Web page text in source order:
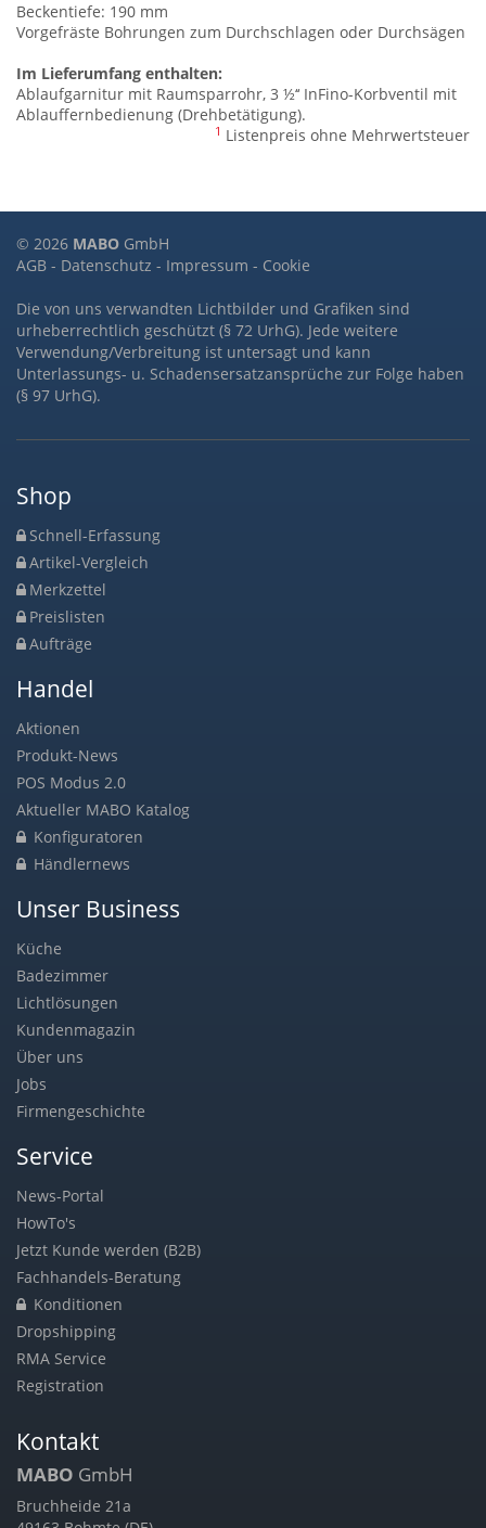
Beckentiefe: 190 mm
Vorgefräste Bohrungen zum Durchschlagen oder Durchsägen
Im Lieferumfang enthalten:
Ablaufgarnitur mit Raumsparrohr, 3 ½‘‘ InFino-Korbventil mit
Ablauffernbedienung (Drehbetätigung).
1 Listenpreis ohne Mehrwertsteuer
© 2026 MABO GmbH
AGB - Datenschutz - Impressum - Cookie
Die von uns verwandten Lichtbilder und Grafiken sind
urheberrechtlich geschützt (§ 72 UrhG). Jede weitere
Verwendung/Verbreitung ist untersagt und kann
Unterlassungs- u. Schadensersatzansprüche zur Folge haben
(§ 97 UrhG).
Shop
Schnell-Erfassung
Artikel-Vergleich
Merkzettel
Preislisten
Aufträge
Handel
Aktionen
Produkt-News
POS Modus 2.0
Aktueller MABO Katalog
Konfiguratoren
Händlernews
Unser Business
Küche
Badezimmer
Lichtlösungen
Kundenmagazin
Über uns
Jobs
Firmengeschichte
Service
News-Portal
HowTo's
Jetzt Kunde werden (B2B)
Fachhandels-Beratung
Konditionen
Dropshipping
RMA Service
Registration
Kontakt
MABO GmbH
Bruchheide 21a